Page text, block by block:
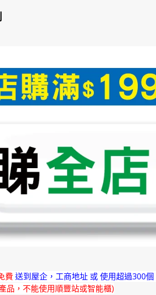
費 送到屋企，工商地址 或 使用超過300個
品，不能使用順豐站或智能櫃)